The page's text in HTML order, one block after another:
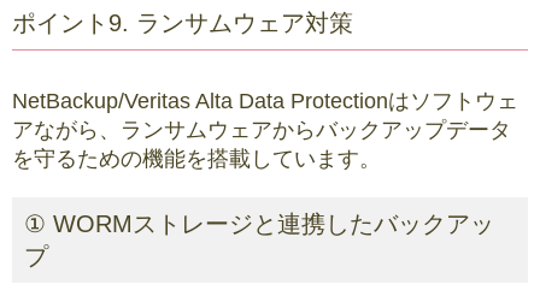
ポイント9. ランサムウェア対策
NetBackup/Veritas Alta Data Protectionはソフトウェ
アながら、ランサムウェアからバックアップデータ
を守るための機能を搭載しています。
① WORMストレージと連携したバックアッ
プ